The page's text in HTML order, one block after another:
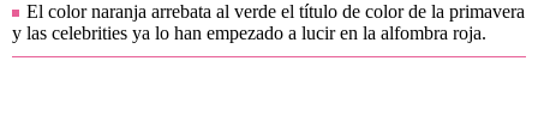
El color naranja arrebata al verde el título de color de la primavera
y las celebrities ya lo han empezado a lucir en la alfombra roja.